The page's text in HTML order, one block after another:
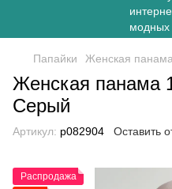
Папайки Женская
Женская панама
Серый
Артикул: p082904 Оставить
Распродажа